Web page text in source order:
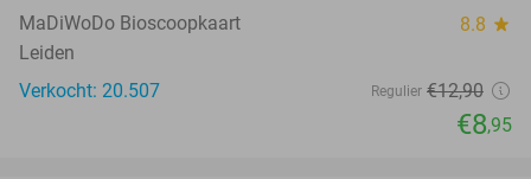
MaDiWoDo Bioscoopkaart 8.8 star
Leiden
Verkocht: 20.507
Regulier €12,90
€8,95